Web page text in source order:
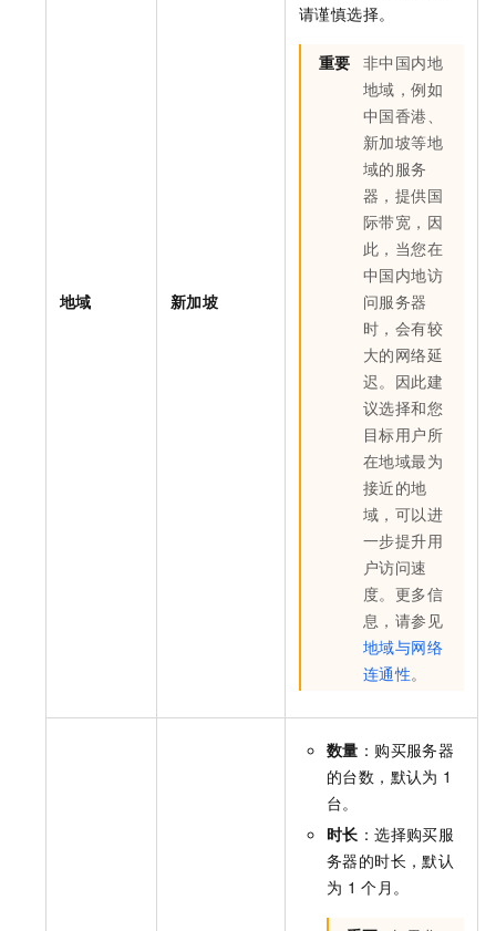
地域 新加坡
请谨慎选择。
重要 非中国内地
地域，例如
中国香港、
新加坡等地
域的服务
器，提供国
际带宽，因
此，当您在
中国内地访
问服务器
时，会有较
大的网络延
迟。因此建
议选择和您
目标用户所
在地域最为
接近的地
域，可以进
一步提升用
户访问速
度。更多信
息，请参见
地域与网络
连通性。
数量 ：购买服务器
的台数，默认为 1
台。
时长 ：选择购买服
务器的时长，默认
为 1 个月。